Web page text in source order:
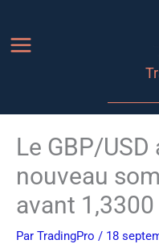
contenu
Le GBP/
nouveau
avant 1,3300
Par TradingPro / 18